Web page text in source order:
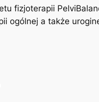
fizjoterapii
ogólnej a także